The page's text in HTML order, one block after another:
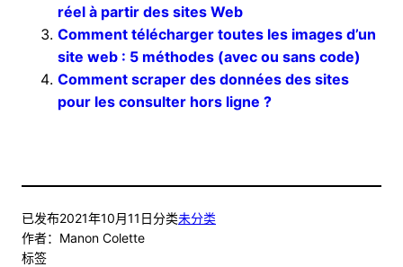
réel à partir des sites Web
Comment télécharger toutes les images d’un
site web : 5 méthodes (avec ou sans code)
Comment scraper des données des sites
pour les consulter hors ligne ?
已发布2021年10月11日分类未分类
作者： Manon Colette
标签